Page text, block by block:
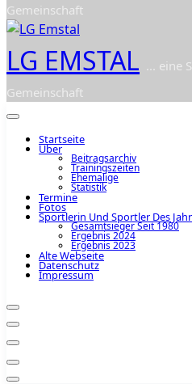
Gemeinschaft
LG EMSTAL ... eine
Gemeinschaft
Startseite
Über
Beitragsarchiv
Trainingszeiten
Ehemalige
Statistik
Termine
Fotos
Sportlerin Und Sportler Des
Gesamtsieger Seit 1980
Ergebnis 2024
Ergebnis 2023
Alte Webseite
Datenschutz
Impressum